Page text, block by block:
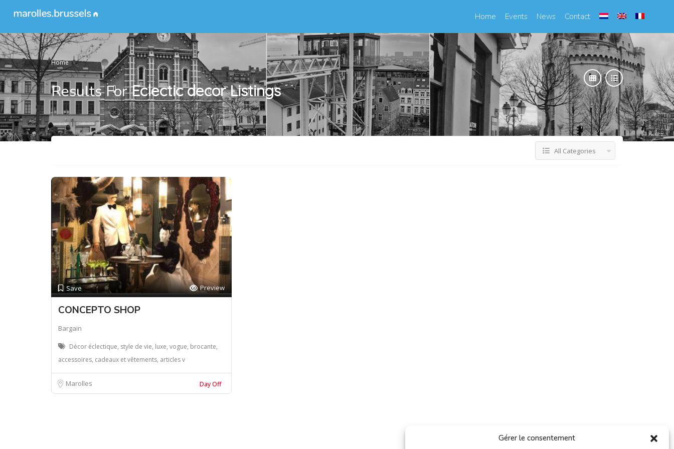
Gérer le consentement
Home Events News Contact
Home
Results ForEclectic decor Listings
All Categories
Save Preview
CONCEPTO SHOP
Bargain
Décor éclectique, style de vie, luxe, vogue, brocante,
accessoires, cadeaux et vêtements, articles v
Marolles Day Off